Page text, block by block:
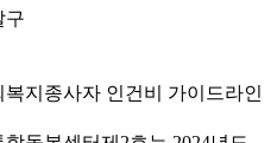
구
지종사자 인건비 가이드라인